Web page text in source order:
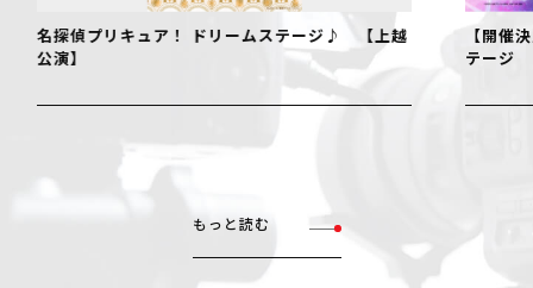
名探偵プリキュア！ ドリームステージ♪ 【上越
公演】
【開催
テージ
もっと読む